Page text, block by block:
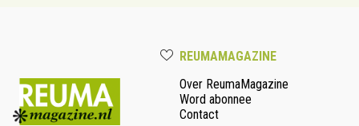
REUMAMAGAZINE
Over ReumaMagazine
Word abonnee
Contact